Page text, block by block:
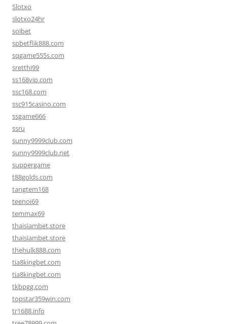
Slotxo
slotxo24hr
soibet
spbetflik888.com
sqgame555s.com
sretthi99
ss168vip.com
ssc168.com
ssc915casino.com
ssgame666
ssru
sunny9999club.com
sunny9999club.net
suppergame
t88golds.com
tangtem168
teenoi69
temmax69
thaisiambet.store
thaisiambet.store
thehulk888.com
tia8kingbet.com
tia8kingbet.com
tkbpgg.com
topstar359win.com
tr1688.info